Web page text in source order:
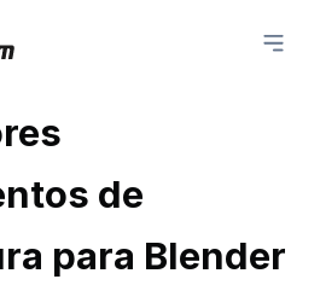
de
para Blender